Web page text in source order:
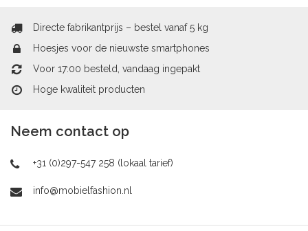
Directe fabrikantprijs – bestel vanaf 5 kg
Hoesjes voor de nieuwste smartphones
Voor 17:00 besteld, vandaag ingepakt
Hoge kwaliteit producten
Neem contact op
+31 (0)297-547 258 (lokaal tarief)
info@mobielfashion.nl